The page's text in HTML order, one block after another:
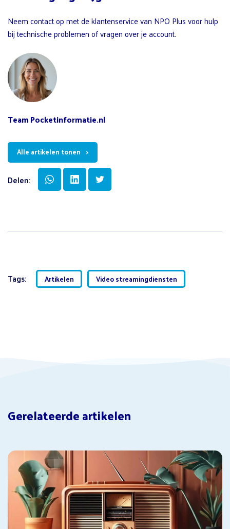
Neem contact op met de klantenservice van NPO Plus voor hulp
bij technische problemen of vragen over je account.
Team Pocketinformatie.nl
Alle artikelen tonen
Delen:
Tags: Artikelen Video streamingdiensten
Gerelateerde artikelen